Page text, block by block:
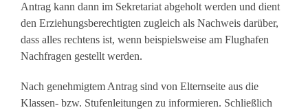
Antrag kann dann im Sekretariat abgeholt werden und dient
den Erziehungsberechtigten zugleich als Nachweis darüber,
dass alles rechtens ist, wenn beispielsweise am Flughafen
Nachfragen gestellt werden.
Nach genehmigtem Antrag sind von Elternseite aus die
Klassen- bzw. Stufenleitungen zu informieren. Schließlich